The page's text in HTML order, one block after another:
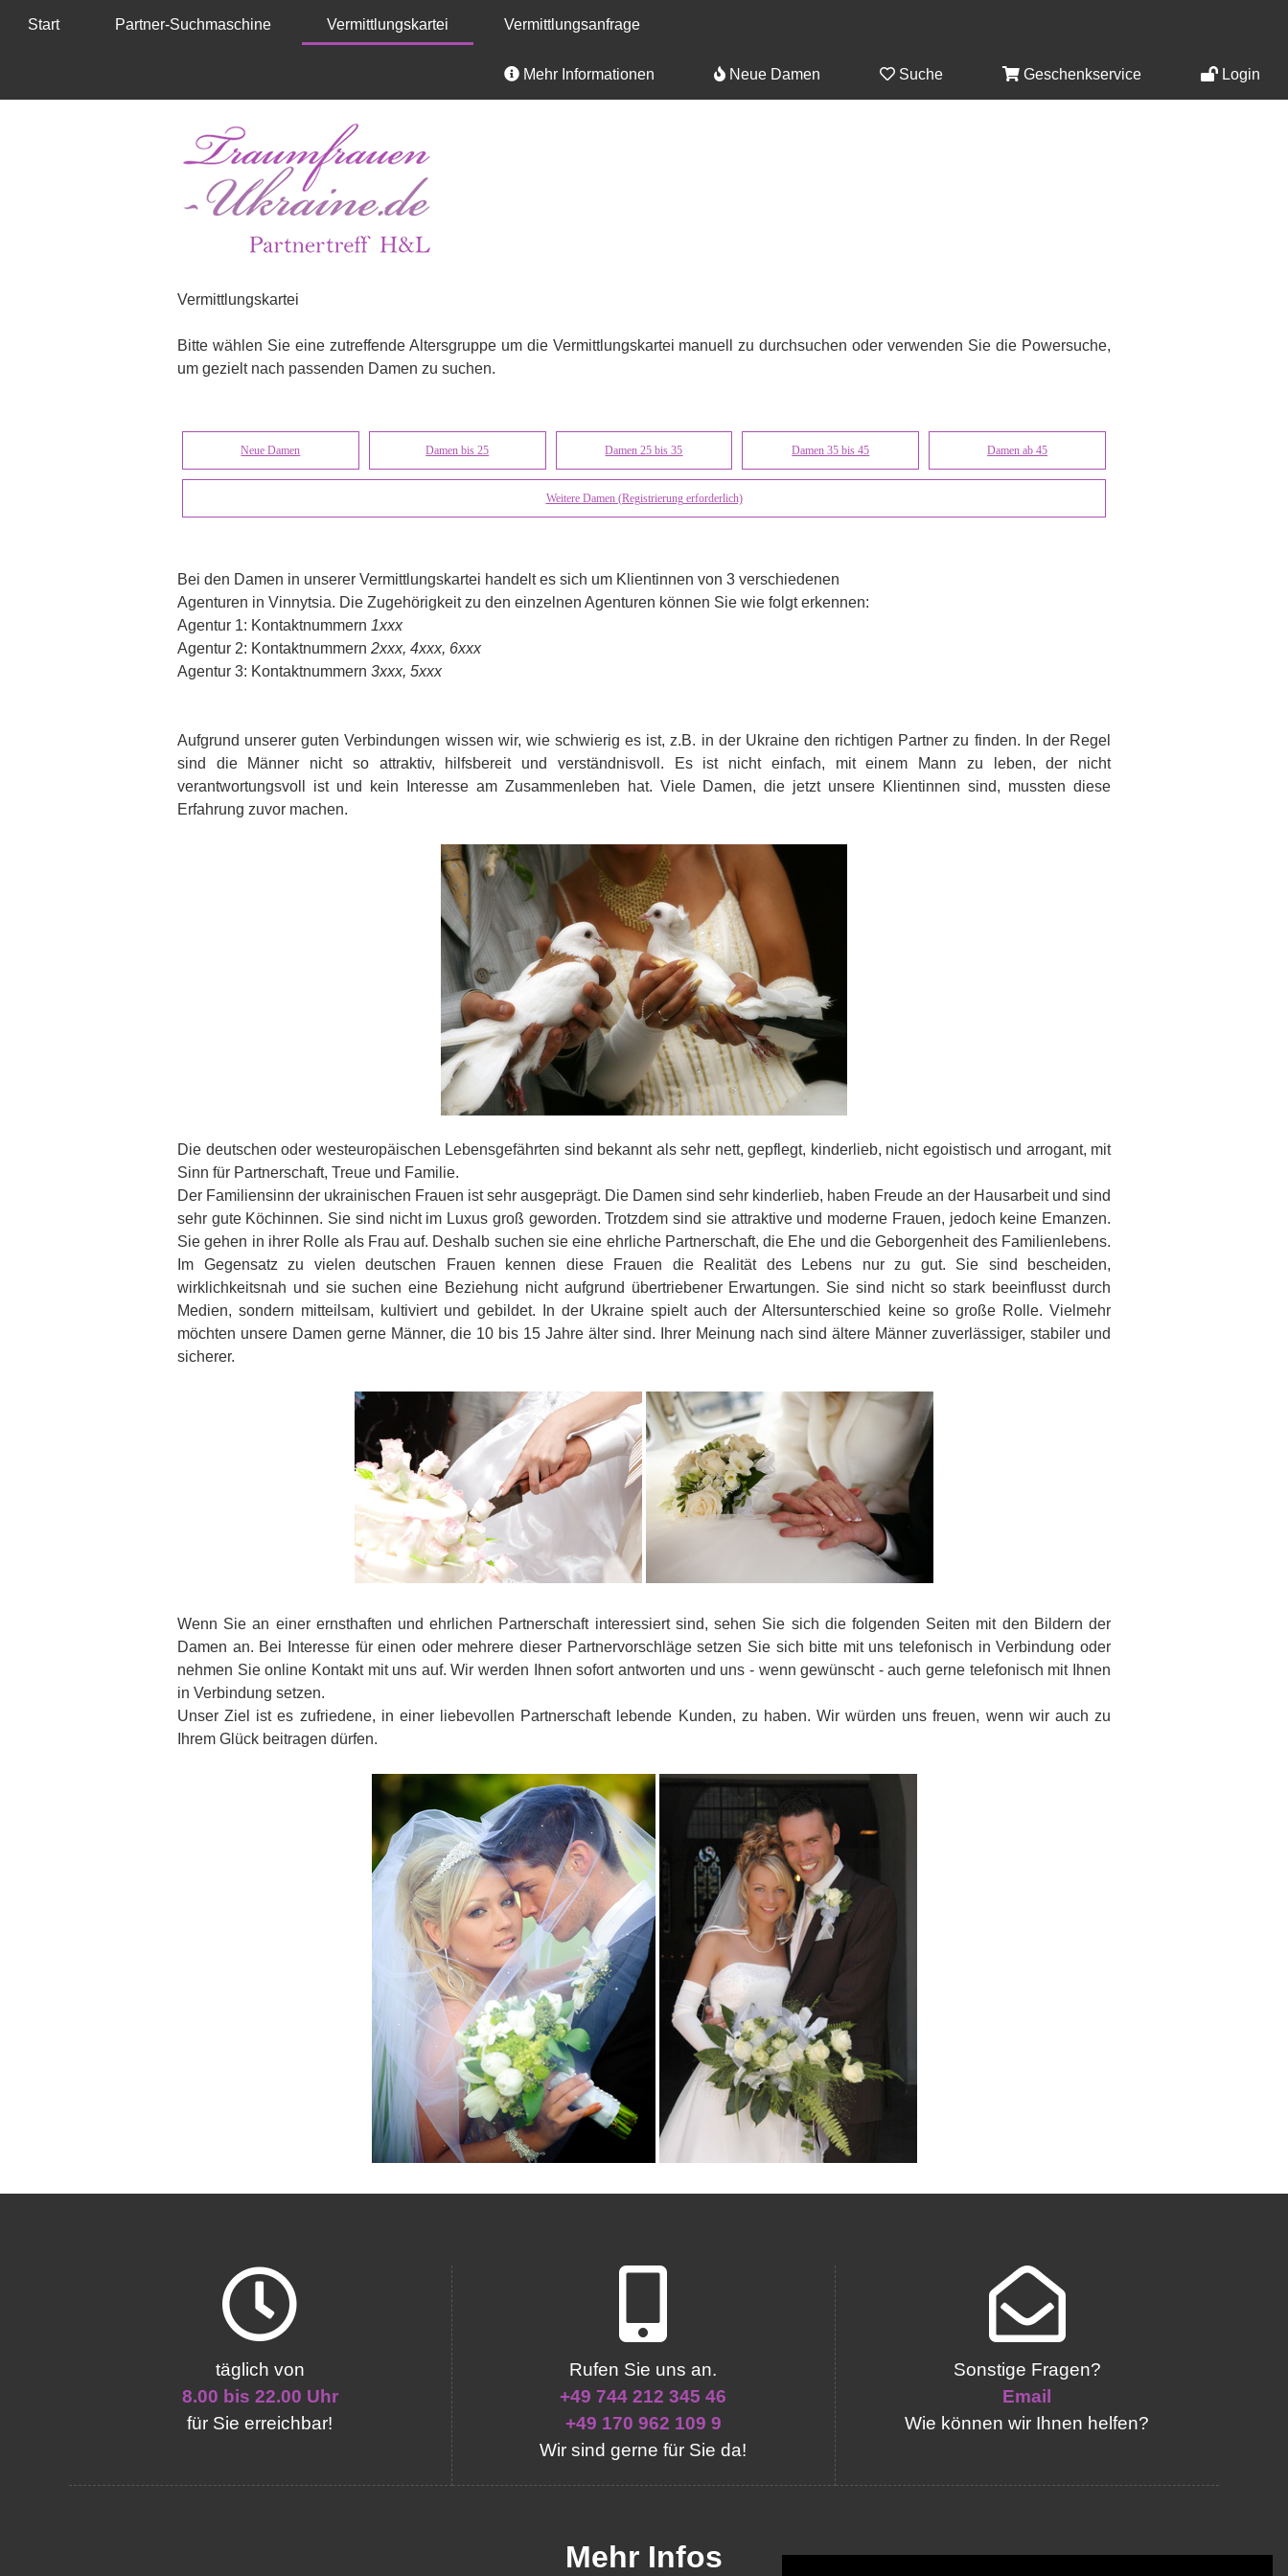
Start Partner-Suchmaschine Vermittlungskartei Vermittlungsanfrage
Mehr Informationen Neue Damen Suche Geschenkservice Login
Vermittlungskartei
Bitte wählen Sie eine zutreffende Altersgruppe um die Vermittlungskartei manuell zu durchsuchen oder verwenden Sie die Powersuche,
um gezielt nach passenden Damen zu suchen.
Neue Damen Damen bis 25 Damen 25 bis 35 Damen 35 bis 45 Damen ab 45
Weitere Damen (Registrierung erforderlich)
Bei den Damen in unserer Vermittlungskartei handelt es sich um Klientinnen von 3 verschiedenen
Agenturen in Vinnytsia. Die Zugehörigkeit zu den einzelnen Agenturen können Sie wie folgt erkennen:
Agentur 1: Kontaktnummern 1xxx
Agentur 2: Kontaktnummern 2xxx, 4xxx, 6xxx
Agentur 3: Kontaktnummern 3xxx, 5xxx
Aufgrund unserer guten Verbindungen wissen wir, wie schwierig es ist, z.B. in der Ukraine den richtigen Partner zu finden. In der Regel
sind die Männer nicht so attraktiv, hilfsbereit und verständnisvoll. Es ist nicht einfach, mit einem Mann zu leben, der nicht
verantwortungsvoll ist und kein Interesse am Zusammenleben hat. Viele Damen, die jetzt unsere Klientinnen sind, mussten diese
Erfahrung zuvor machen.
Die deutschen oder westeuropäischen Lebensgefährten sind bekannt als sehr nett, gepflegt, kinderlieb, nicht egoistisch und arrogant, mit
Sinn für Partnerschaft, Treue und Familie.
Der Familiensinn der ukrainischen Frauen ist sehr ausgeprägt. Die Damen sind sehr kinderlieb, haben Freude an der Hausarbeit und sind
sehr gute Köchinnen. Sie sind nicht im Luxus groß geworden. Trotzdem sind sie attraktive und moderne Frauen, jedoch keine Emanzen.
Sie gehen in ihrer Rolle als Frau auf. Deshalb suchen sie eine ehrliche Partnerschaft, die Ehe und die Geborgenheit des Familienlebens.
Im Gegensatz zu vielen deutschen Frauen kennen diese Frauen die Realität des Lebens nur zu gut. Sie sind bescheiden,
wirklichkeitsnah und sie suchen eine Beziehung nicht aufgrund übertriebener Erwartungen. Sie sind nicht so stark beeinflusst durch
Medien, sondern mitteilsam, kultiviert und gebildet. In der Ukraine spielt auch der Altersunterschied keine so große Rolle. Vielmehr
möchten unsere Damen gerne Männer, die 10 bis 15 Jahre älter sind. Ihrer Meinung nach sind ältere Männer zuverlässiger, stabiler und
sicherer.
Wenn Sie an einer ernsthaften und ehrlichen Partnerschaft interessiert sind, sehen Sie sich die folgenden Seiten mit den Bildern der
Damen an. Bei Interesse für einen oder mehrere dieser Partnervorschläge setzen Sie sich bitte mit uns telefonisch in Verbindung oder
nehmen Sie online Kontakt mit uns auf. Wir werden Ihnen sofort antworten und uns - wenn gewünscht - auch gerne telefonisch mit Ihnen
in Verbindung setzen.
Unser Ziel ist es zufriedene, in einer liebevollen Partnerschaft lebende Kunden, zu haben. Wir würden uns freuen, wenn wir auch zu
Ihrem Glück beitragen dürfen.
täglich von
8.00 bis 22.00 Uhr
für Sie erreichbar!
Rufen Sie uns an.
+49 744 212 345 46
+49 170 962 109 9
Wir sind gerne für Sie da!
Sonstige Fragen?
Email
Wie können wir Ihnen helfen?
Mehr Infos